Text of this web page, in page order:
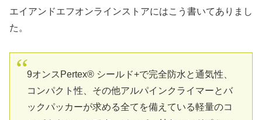
エイアンドエフオンラインストアにはこう書いてありまし
た。
9オンスPertex® シールド+で完全防水と通気性、
コンパクト性、その他アルパインクライマーとバ
ックパッカーが求める全てを備えている軽量のコ